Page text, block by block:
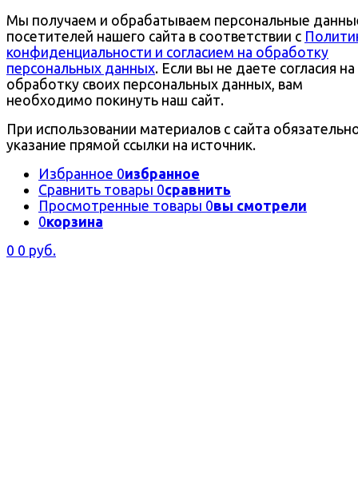
Мы получаем и обрабатываем персональные
посетителей нашего сайта в соответствии с
конфиденциальности и согласием на обработку
персональных данных. Если вы не даете согласия на
обработку своих персональных данных, вам
необходимо покинуть наш сайт.
При использовании материалов с сайта
указание прямой ссылки на источник.
Избранное 0избранное
Сравнить товары 0сравнить
Просмотренные товары 0вы смотрели
0корзина
0 0 руб.